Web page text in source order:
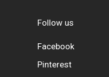
Follow us
Facebook
Pinterest